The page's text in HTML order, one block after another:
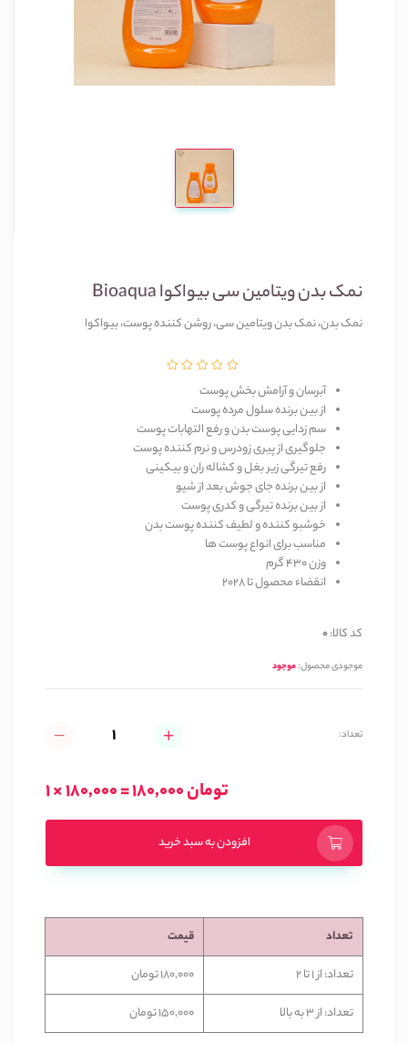
نمک بدن ویتامین سی بیواکوا Bioaqua
نمک بدن، نمک بدن ویتامین سی، روشن کننده پوست، بیواکوا
آبرسان و آرامش بخش پوست
از بین برنده سلول مرده پوست
سم زدایی پوست بدن و رفع التهابات پوست
جلوگیری از پیری زودرس و نرم کننده پوست
رفع تیرگی زیر بغل و کشاله ران و بیکینی
از بین برنده جای جوش بعد از شیو
از بین برنده تیرگی و کدری پوست
خوشبو کننده و لطیف کننده پوست بدن
مناسب برای انواع پوست ها
وزن 430 گرم
انقضاء محصول تا 2028
کد کالا:0
موجودی محصول:موجود
تعداد:
1 × 180,000 = 180,000 تومان
افزودن به سبد خرید
تعداد
قیمت
تعداد: از 1 تا 2
180,000 تومان
تعداد: از 3 به بالا
150,000 تومان